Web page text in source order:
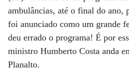
ambulâncias, até o final do ano,
foi anunciado como um grande
deu errado o programa! É por
ministro Humberto Costa anda
Planalto.